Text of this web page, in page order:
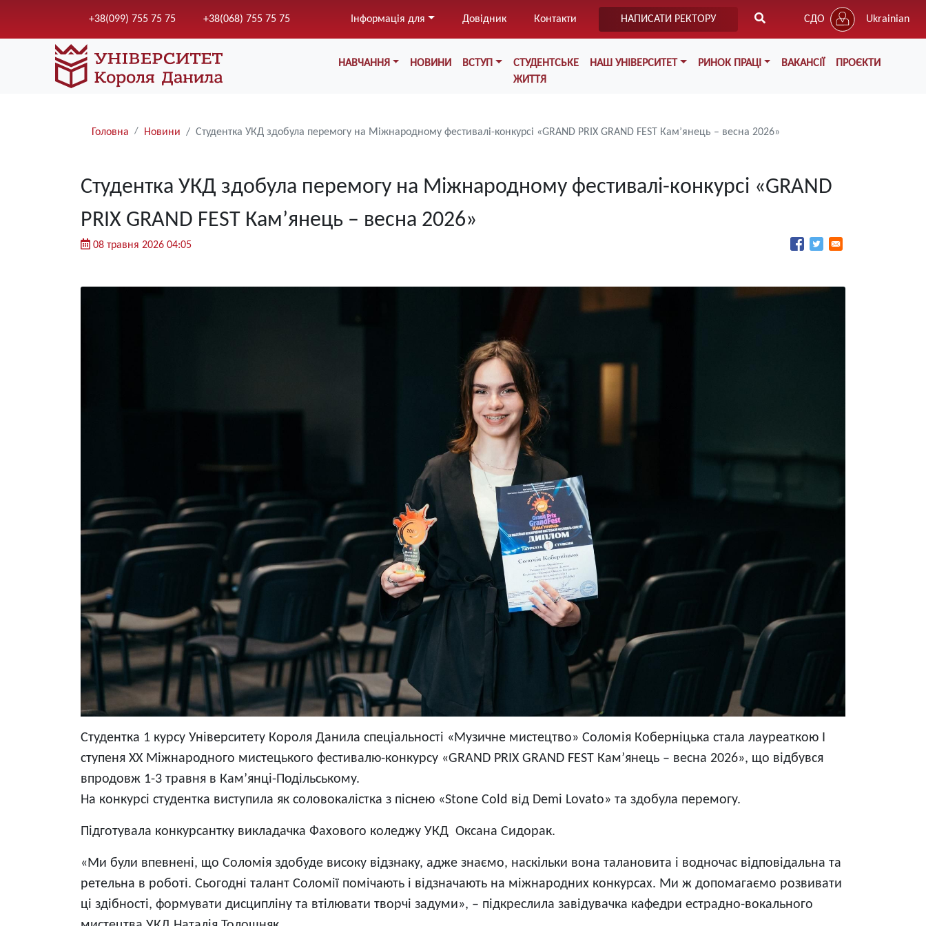
до
основного
вмісту
+38(099) 755 75 75 +38(068) 755 75 75 Інформація для Довідник Контакти НАПИСАТИ РЕКТОРУ СДО Ukrainian
Меню у хедері
НАВЧАННЯ НОВИНИ ВСТУП
СТУДЕНТСЬКЕ
ЖИТТЯ
НАШ УНІВЕРСИТЕТ РИНОК ПРАЦІ ВАКАНСІЇ ПРОЄКТИ
Рядки
Головна Новини Студентка УКД здобула перемогу на Міжнародному фестивалі-конкурсі «GRAND PRIX GRAND FEST Кам’янець – весна 2026»
Студентка УКД здобула перемогу на Міжнародному фестивалі-конкурсі «GRAND
PRIX GRAND FEST Кам’янець – весна 2026»
08 травня 2026 04:05
Студентка 1 курсу Університету Короля Данила спеціальності «Музичне мистецтво» Соломія Коберніцька стала лауреаткою І
ступеня XX Міжнародного мистецького фестивалю-конкурсу «GRAND PRIX GRAND FEST Кам’янець – весна 2026», що відбувся
впродовж 1-3 травня в Кам’янці-Подільському.
На конкурсі студентка виступила як соловокалістка з піснею «Stone Cold від Demi Lovato» та здобула перемогу.
Підготувала конкурсантку викладачка Фахового коледжу УКД Оксана Сидорак.
«Ми були впевнені, що Соломія здобуде високу відзнаку, адже знаємо, наскільки вона талановита і водночас відповідальна та
ретельна в роботі. Сьогодні талант Соломії помічають і відзначають на міжнародних конкурсах. Ми ж допомагаємо розвивати
ці здібності, формувати дисципліну та втілювати творчі задуми», – підкреслила завідувачка кафедри естрадно-вокального